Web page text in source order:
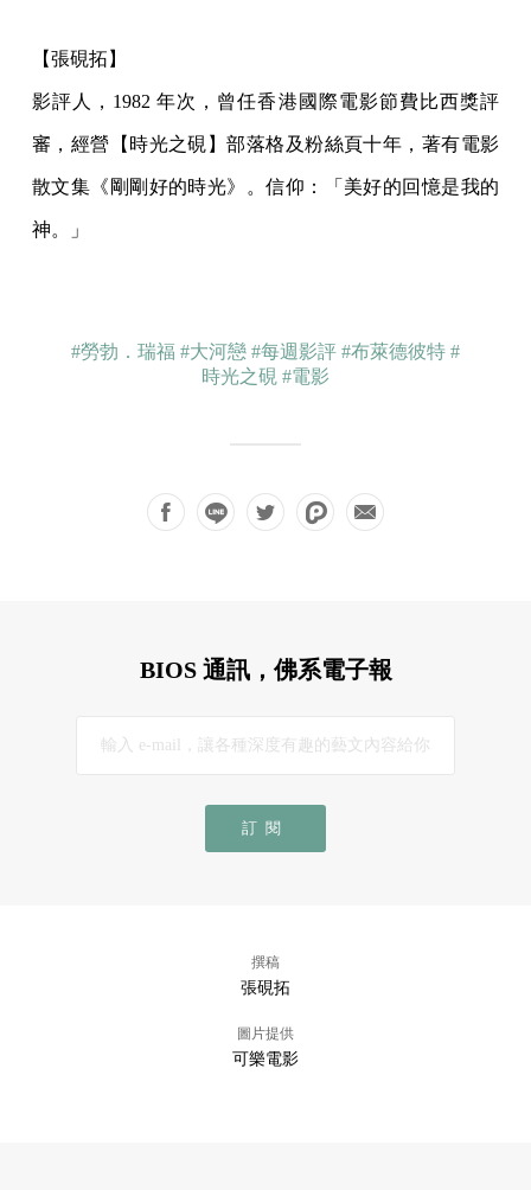
【張硯拓】
影評人，1982 年次，曾任香港國際電影節費比西獎評
審，經營【時光之硯】部落格及粉絲頁十年，著有電影
散文集《剛剛好的時光》。信仰：「美好的回憶是我的
神。」
#勞勃．瑞福 #大河戀 #每週影評 #布萊德彼特 #
時光之硯 #電影
BIOS 通訊，佛系電子報
訂閱
撰稿
張硯拓
圖片提供
可樂電影